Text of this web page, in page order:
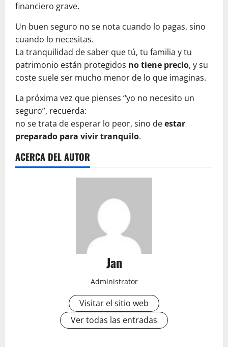
financiero grave.
Un buen seguro no se nota cuando lo pagas, sino
cuando lo necesitas.
La tranquilidad de saber que tú, tu familia y tu
patrimonio están protegidos no tiene precio, y su
coste suele ser mucho menor de lo que imaginas.
La próxima vez que pienses “yo no necesito un
seguro”, recuerda:
no se trata de esperar lo peor, sino deestar
preparado para vivir tranquilo.
ACERCA DEL AUTOR
Jan
Administrator
Visitar el sitio web
Ver todas las entradas